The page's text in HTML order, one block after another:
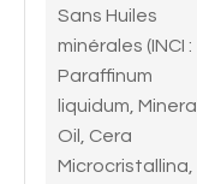
Sans Huiles
minérales (INCI :
Paraffinum
liquidum, Mineral
Oil, Cera
Microcristallina,